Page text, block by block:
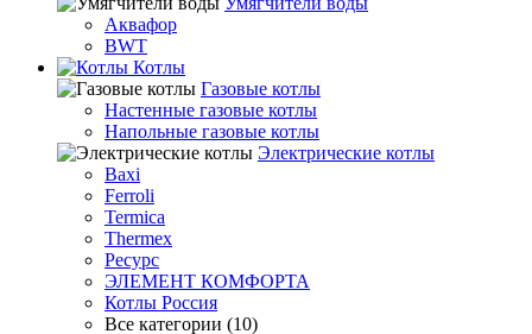
Аквафор
BWT
Котлы
Гaзовые котлы
Настенные газовые котлы
Напольные газовые котлы
Электрические котлы
Baxi
Ferroli
Termica
Thermex
Ресурс
ЭЛЕМЕНТ КОМФОРТА
Котлы Россия
Все категории (10)